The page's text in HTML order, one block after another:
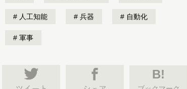
人工知能 兵器 自動化
軍事
B!